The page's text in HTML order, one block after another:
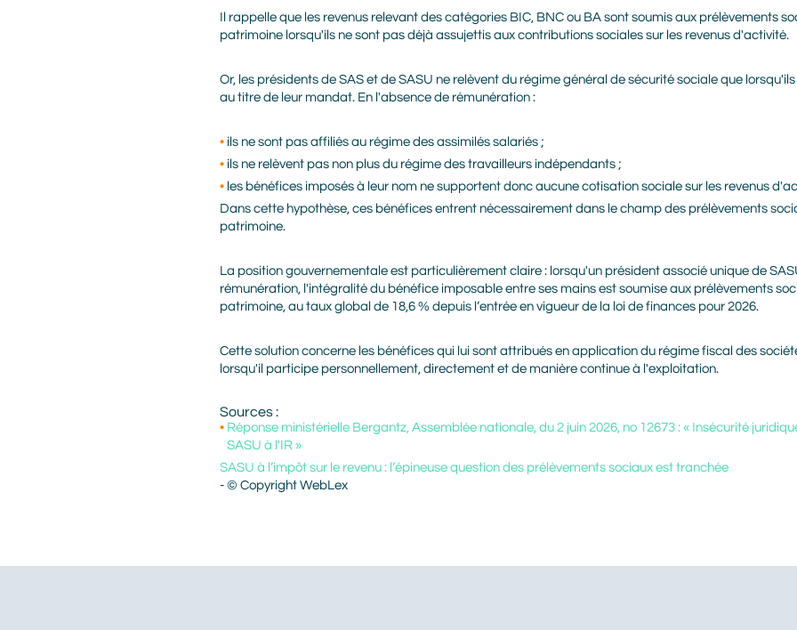
Il rappelle que les revenus relevant des catégories BIC, BNC ou BA sont soumis aux prélèvements
patrimoine lorsqu'ils ne sont pas déjà assujettis aux contributions sociales sur les revenus d'activité.
Or, les présidents de SAS et de SASU ne relèvent du régime général de sécurité sociale que
au titre de leur mandat. En l'absence de rémunération :
ils ne sont pas affiliés au régime des assimilés salariés ;
ils ne relèvent pas non plus du régime des travailleurs indépendants ;
les bénéfices imposés à leur nom ne supportent donc aucune cotisation sociale sur les revenus
Dans cette hypothèse, ces bénéfices entrent nécessairement dans le champ des prélèvements
patrimoine.
La position gouvernementale est particulièrement claire : lorsqu'un président associé unique de
rémunération, l'intégralité du bénéfice imposable entre ses mains est soumise aux prélèvements
patrimoine, au taux global de 18,6 % depuis l’entrée en vigueur de la loi de finances pour 2026.
Cette solution concerne les bénéfices qui lui sont attribués en application du régime fiscal des
lorsqu'il participe personnellement, directement et de manière continue à l'exploitation.
Sources :
Réponse ministérielle Bergantz, Assemblée nationale, du 2 juin 2026, no 12673 : « Insécurité
SASU à l'IR »
SASU à l’impôt sur le revenu : l’épineuse question des prélèvements sociaux est tranchée
- © Copyright WebLex
En cliquant sur Valider, vous avez lu
Mozaik de cesser toute